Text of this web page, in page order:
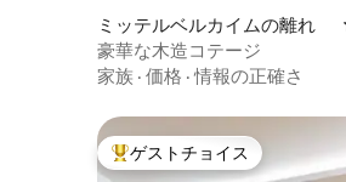
ミッテルベルカイムの離れ
豪華な木造コテージ
家族 · 価格 ·情報の正確さ
大好評のゲストチョイスです
ゲストチョイス